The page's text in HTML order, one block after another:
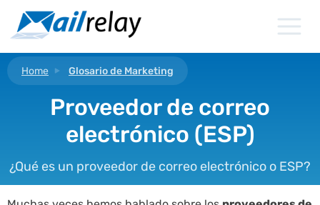
contenido
Home Glosario de Marketing
Proveedor de correo
electrónico (ESP)
¿Qué es un proveedor de correo electrónico o ESP?